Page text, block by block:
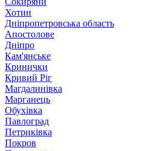
Хотин
Дніпропетровська область
Апостолове
Дніпро
Кам'янське
Кринички
Кривий Ріг
Магдалинівка
Марганець
Обухівка
Павлоград
Петриківка
Покров